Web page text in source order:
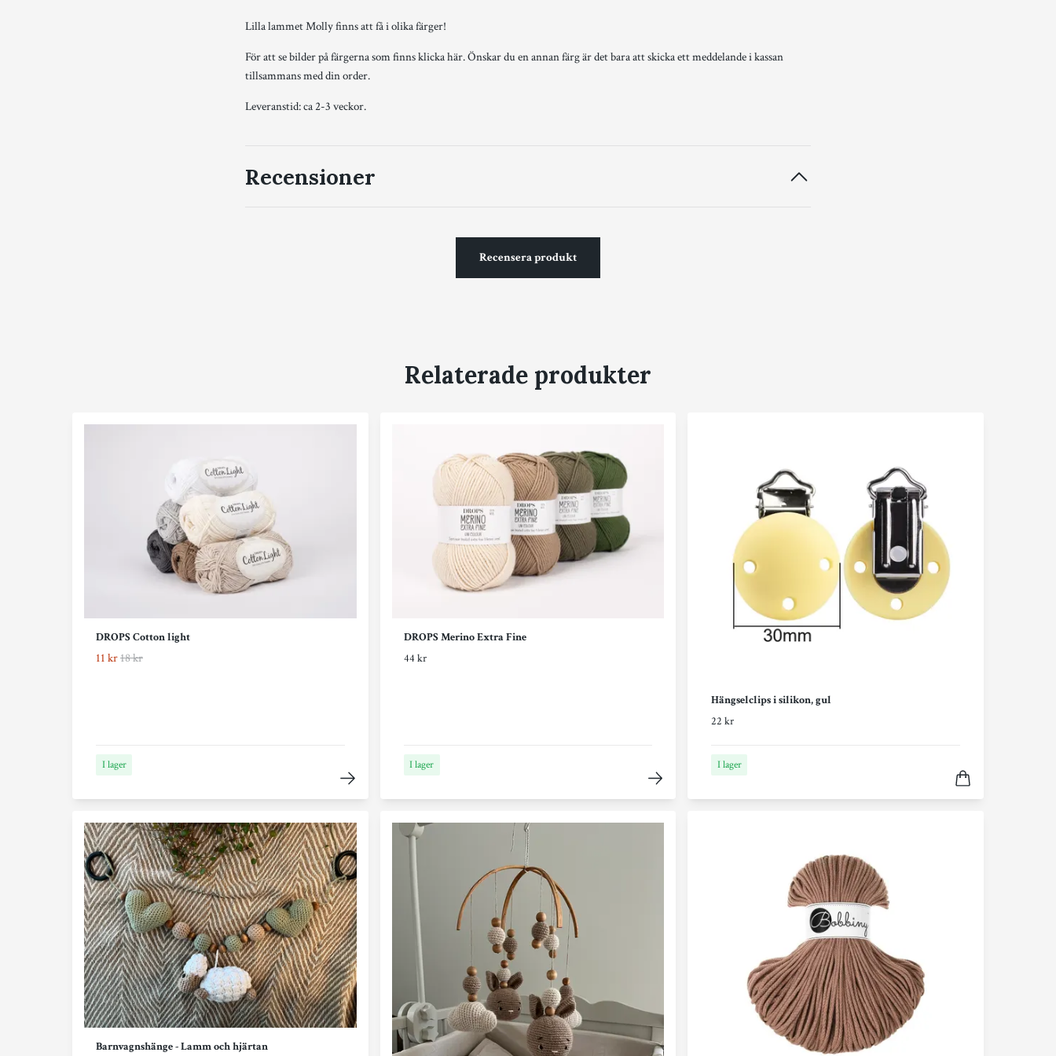
Lilla lammet Molly finns att få i olika färger!
För att se bilder på färgerna som finns klickahär. Önskar du en annan färg är det bara att skicka ett meddelande i kassan
tillsammans med din order.
Leveranstid: ca 2-3 veckor.
Recensioner
Recensera produkt
Relaterade produkter
DROPS Cotton light
11 kr18 kr
I lager
DROPS Merino Extra Fine
44 kr
I lager
Hängselclips i silikon, gul
22 kr
I lager
Barnvagnshänge - Lamm och hjärtan